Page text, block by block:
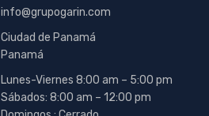
info@grupogarin.com
Ciudad de Panamá
Panamá
Lunes-Viernes 8:00 am – 5:00 pm
Sábados: 8:00 am – 12:00 pm